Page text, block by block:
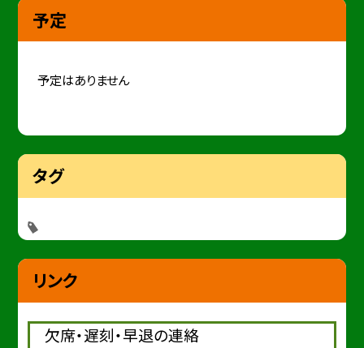
予定
予定はありません
タグ
リンク
欠席・遅刻・早退の連絡